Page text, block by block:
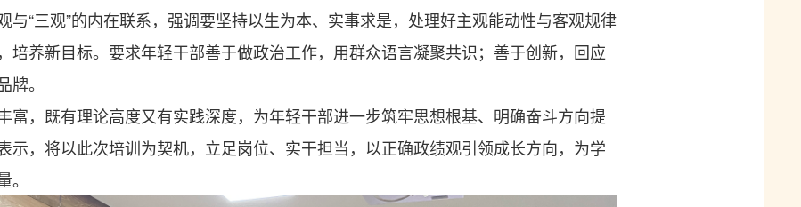
与“三观”的内在联系，强调要坚持以生为本、实事求是，处理好主观能动性与客观规律
培养新目标。要求年轻干部善于做政治工作，用群众语言凝聚共识；善于创新，回应
。
富，既有理论高度又有实践深度，为年轻干部进一步筑牢思想根基、明确奋斗方向提
示，将以此次培训为契机，立足岗位、实干担当，以正确政绩观引领成长方向，为学